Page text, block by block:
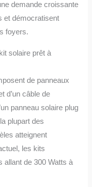
demande croissante
et démocratisent
foyers.
solaire prêt à
de panneaux
d’un câble de
panneau solaire plug
plupart des
atteignent
les kits
allant de 300 Watts à